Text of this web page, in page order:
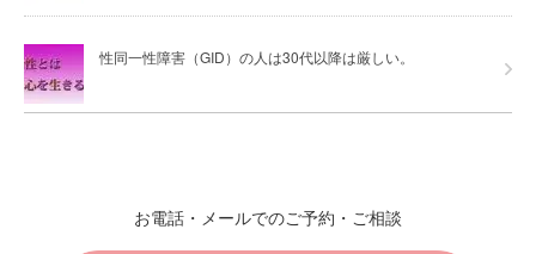
性同一性障害（GID）の人は30代以降は厳しい。
お電話・メールでのご予約・ご相談